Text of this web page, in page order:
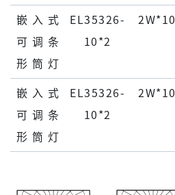
嵌 ⼊ 式
可 调 条
形 筒 灯
EL35326-
10*2
2W*10
嵌 ⼊ 式
可 调 条
形 筒 灯
EL35326-
10*2
2W*10